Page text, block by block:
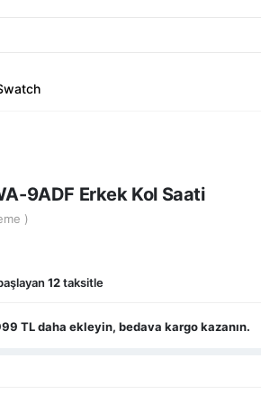
9ADF Erkek Kol Saati
)
12taksitle
TLdaha ekleyin, bedava kargo kazanın.